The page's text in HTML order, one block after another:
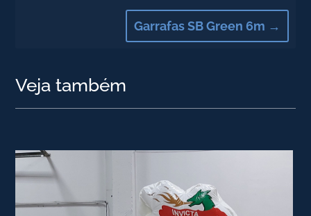
Garrafas SB Green 6m →
Veja também